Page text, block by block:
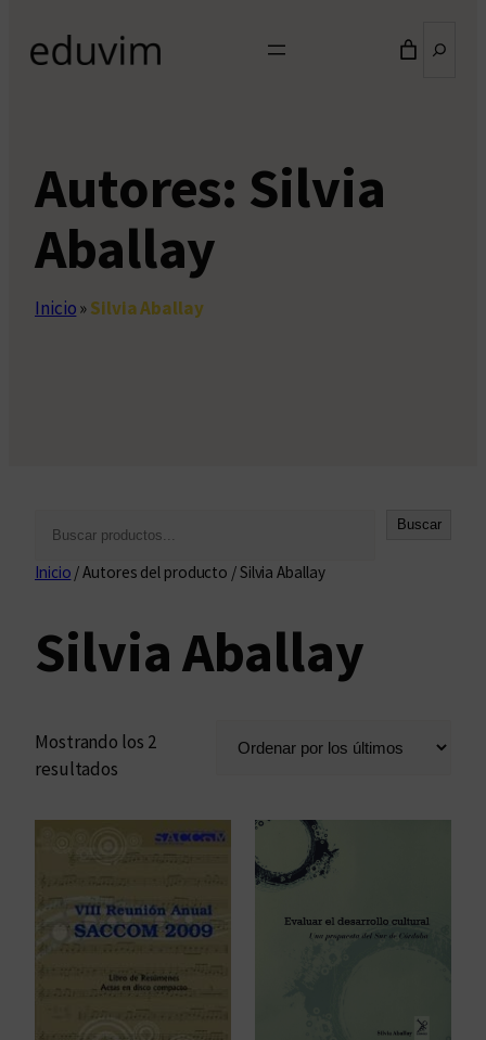
Autores: Silvia
Aballay
Inicio»Silvia Aballay
s
r
Buscar
Inicio / Autores del producto / Silvia Aballay
Silvia Aballay
Mostrando los 2
resultados
d
a
d
p